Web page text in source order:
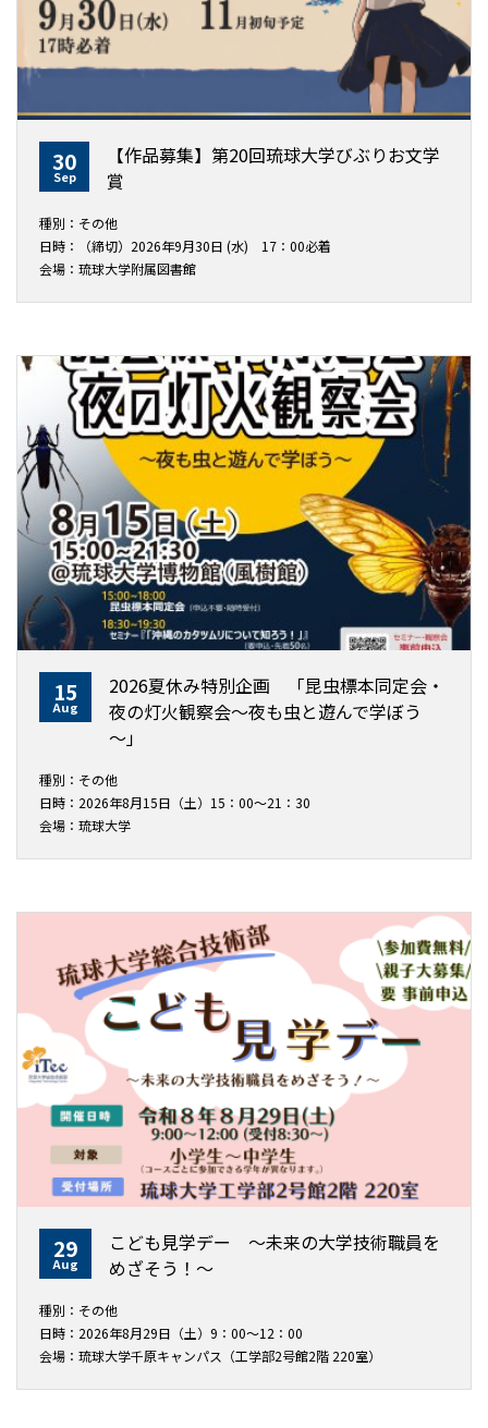
30
Sep
【作品募集】第20回琉球大学びぶりお文学
賞
種別：その他
日時：（締切）2026年9月30日 (水) 17：00必着
会場：琉球大学附属図書館
15
Aug
2026夏休み特別企画 「昆虫標本同定会・
夜の灯火観察会～夜も虫と遊んで学ぼう
～」
種別：その他
日時：2026年8月15日（土）15：00～21：30
会場：琉球大学
29
Aug
こども見学デー ～未来の大学技術職員を
めざそう！〜
種別：その他
日時：2026年8月29日（土）9：00～12：00
会場：琉球大学千原キャンパス（工学部2号館2階 220室）